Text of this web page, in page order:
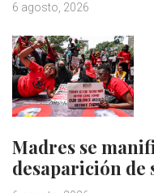
6 agosto, 2026
Madres se
desaparición de